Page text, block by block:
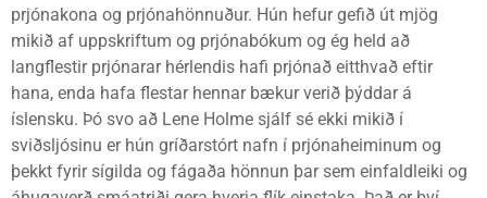
prjónakona og prjónahönnuður. Hún hefur gefið út mjög
mikið af uppskriftum og prjónabókum og ég held að
langflestir prjónarar hérlendis hafi prjónað eitthvað eftir
hana, enda hafa flestar hennar bækur verið þýddar á
íslensku. Þó svo að Lene Holme sjálf sé ekki mikið í
sviðsljósinu er hún gríðarstórt nafn í prjónaheiminum og
þekkt fyrir sígilda og fágaða hönnun þar sem einfaldleiki og